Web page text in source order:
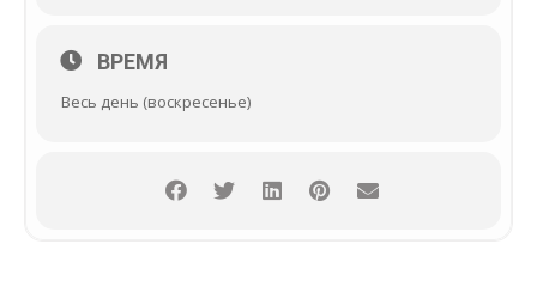
ВРЕМЯ
Весь день (воскресенье)